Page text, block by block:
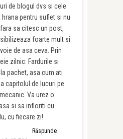
de blogul dvs si cele
pentru suflet si nu
sa citesc un post,
foarte mult si
de asa ceva. Prin
zilnic. Fardurile si
pachet, asa cum ati
capitolul de lucuri pe
Va urez o
si sa infloriti cu
cu fiecare zi!
Răspunde